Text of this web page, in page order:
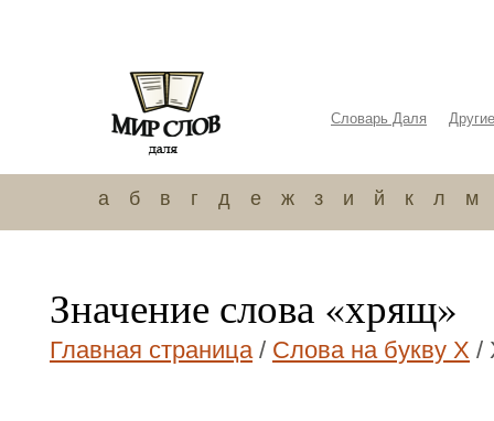
Словарь Даля
а б в г д е ж з и й к л м
Значение слова «хрящ»
Главная страница/ Слова на букву Х /